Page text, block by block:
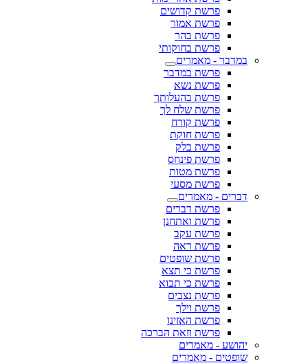
פרשת קדושים
פרשת אמור
פרשת בהר
פרשת בחוקותי
במדבר - מאמרים
פרשת במדבר
פרשת נשא
פרשת בהעלותך
פרשת שלח לך
פרשת קורח
פרשת חוקת
פרשת בלק
פרשת פינחס
פרשת מטות
פרשת מסעי
דברים - מאמרים
פרשת דברים
פרשת ואתחנן
פרשת עקב
פרשת ראה
פרשת שופטים
פרשת כי תצא
פרשת כי תבוא
פרשת נצבים
פרשת וילך
פרשת האזינו
פרשת וזאת הברכה
יהושע - מאמרים
שופטים - מאמרים